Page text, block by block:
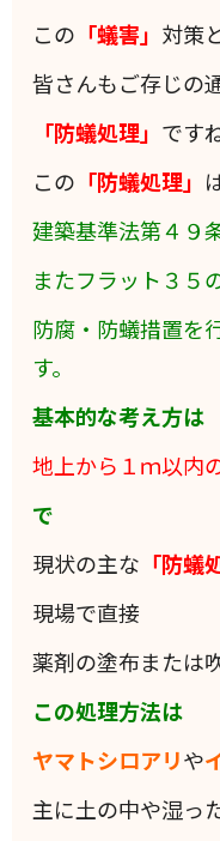
この 「蟻害」 対策
皆さんもご存じの
「防蟻処理」 です
この 「防蟻処理」
建築基準法第４９
またフラット３５
防腐・防蟻措置を
す。
基本的な考え方は
地上から１ｍ以内
で
現状の主な 「防蟻
現場で直接
薬剤の塗布または
この処理方法は
ヤマトシロアリや
主に土の中や湿っ